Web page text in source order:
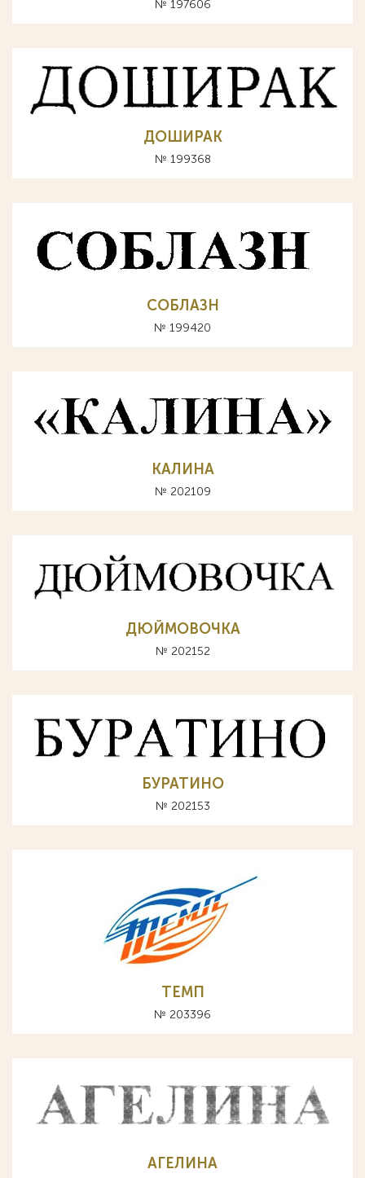
№ 197606
ДОШИРАК
№ 199368
СОБЛАЗН
№ 199420
КАЛИНА
№ 202109
ДЮЙМОВОЧКА
№ 202152
БУРАТИНО
№ 202153
ТЕМП
№ 203396
АГЕЛИНА